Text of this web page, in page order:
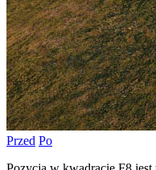
Przed Po